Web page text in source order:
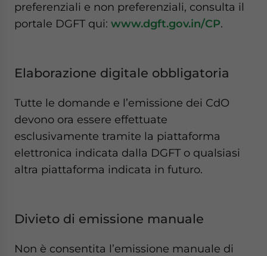
preferenziali e non preferenziali, consulta il
portale DGFT qui: www.dgft.gov.in/CP.
Elaborazione digitale obbligatoria
Tutte le domande e l’emissione dei CdO
devono ora essere effettuate
esclusivamente tramite la piattaforma
elettronica indicata dalla DGFT o qualsiasi
altra piattaforma indicata in futuro.
Divieto di emissione manuale
Non è consentita l’emissione manuale di